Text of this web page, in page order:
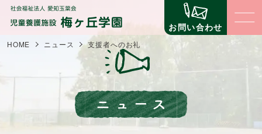
お問い合わせ
梅ヶ丘学園について
梅ヶ丘学園の理念
梅ヶ丘学園の概要
子どもたちの生活と環境
HOME ニュース 支援者へのお礼